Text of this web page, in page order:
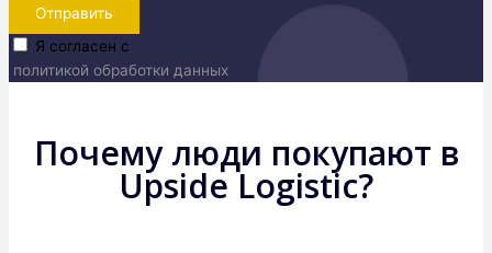
Отправить
Я согласен с
политикой обработки данных
Почему люди покупают в
Upside Logistic?